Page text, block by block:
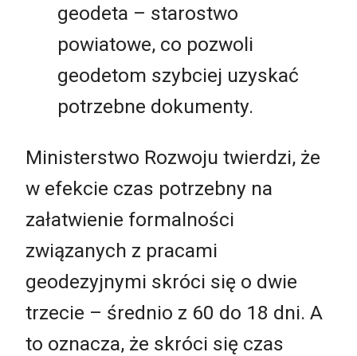
geodeta – starostwo
powiatowe, co pozwoli
geodetom szybciej uzyskać
potrzebne dokumenty.
Ministerstwo Rozwoju twierdzi, że
w efekcie czas potrzebny na
załatwienie formalności
związanych z pracami
geodezyjnymi skróci się o dwie
trzecie – średnio z 60 do 18 dni. A
to oznacza, że skróci się czas